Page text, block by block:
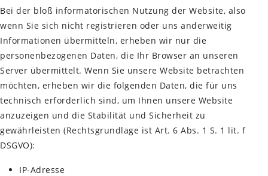
Bei der bloß informatorischen Nutzung der Website, also
wenn Sie sich nicht registrieren oder uns anderweitig
Informationen übermitteln, erheben wir nur die
personenbezogenen Daten, die Ihr Browser an unseren
Server übermittelt. Wenn Sie unsere Website betrachten
möchten, erheben wir die folgenden Daten, die für uns
technisch erforderlich sind, um Ihnen unsere Website
anzuzeigen und die Stabilität und Sicherheit zu
gewährleisten (Rechtsgrundlage ist Art. 6 Abs. 1 S. 1 lit. f
DSGVO):
IP-Adresse